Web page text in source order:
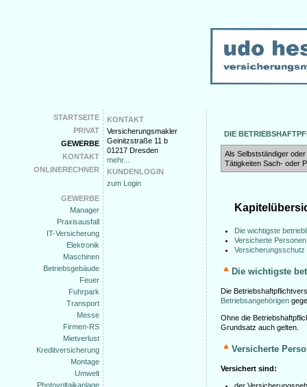
STARTSEITE
PRIVAT
GEWERBE
KONTAKT
ONLINERECHNER
GEWERBE
Manager
Praxisausfall
IT-Versicherung
Elektronik
Maschinen
Betriebsgebäude
Feuer
Fuhrpark
Transport
Messe
Firmen-RS
Mietverlust
Kreditversicherung
Montage
Umwelt
Photovoltaikanlage
KONTAKT
Versicherungsmakler
Geinitzstraße 11 b
01217 Dresden
mehr...
KUNDENLOGIN
zum Login
DIE
Als Selbstständiger
Tätigkeiten Sach- oder
Die wichtigste
Versicherte Personen
Die wichtigste
Die
Betriebsangehörigen
Ohne die
Grundsatz auch gelten.
Versicherte
Versichert sind: